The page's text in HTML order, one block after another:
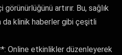
artırır. Bu, sağlık
da klinik haberler gibi çeşitli
Online etkinlikler düzenleyerek